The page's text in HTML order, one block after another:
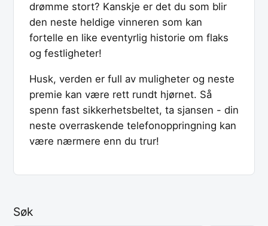
drømme stort? Kanskje er det du som blir
den neste heldige vinneren som kan
fortelle en like eventyrlig historie om flaks
og festligheter!
Husk, verden er full av muligheter og neste
premie kan være rett rundt hjørnet. Så
spenn fast sikkerhetsbeltet, ta sjansen - din
neste overraskende telefonoppringning kan
være nærmere enn du trur!
Søk